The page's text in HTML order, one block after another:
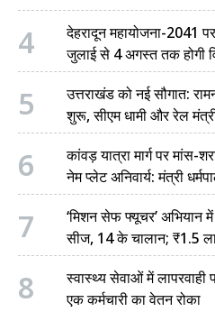
4
देहरादून महायोजना-2041
जुलाई से 4 अगस्त तक होगी
5
उत्तराखंड को नई सौगात:
शुरू, सीएम धामी और रेल
6
कांवड़ यात्रा मार्ग पर मांस-
नेम प्लेट अनिवार्य: मंत्री
7
‘मिशन सेफ फ्यूचर’ अभियान
सीज, 14 के चालान; ₹1.5
8
स्वास्थ्य सेवाओं में
एक कर्मचारी का वेतन रोका